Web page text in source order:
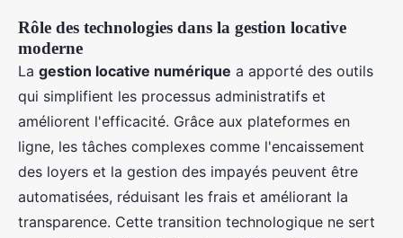
Rôle des technologies dans la gestion locative
moderne
La gestion locative numérique a apporté des outils
qui simplifient les processus administratifs et
améliorent l'efficacité. Grâce aux plateformes en
ligne, les tâches complexes comme l'encaissement
des loyers et la gestion des impayés peuvent être
automatisées, réduisant les frais et améliorant la
transparence. Cette transition technologique ne sert